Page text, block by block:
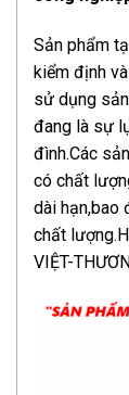
Sản phẩm
kiểm định
sử dụng
đang là sự
đình.Các
có chất
dài hạn,bao
chất
VIỆT-